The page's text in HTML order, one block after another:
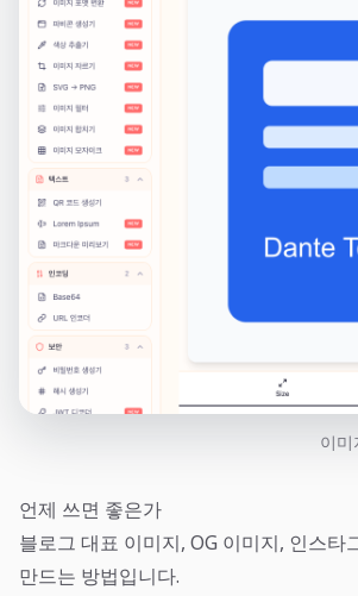
이
언제 쓰면 좋은가
블로그 대표 이미지, OG 이미지, 인스
만드는 방법입니다.